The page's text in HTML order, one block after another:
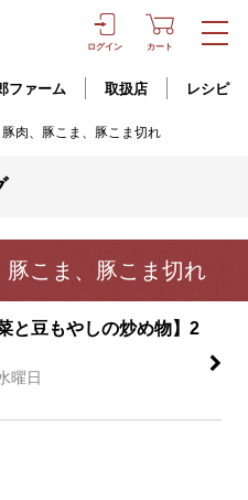
ログイン カート
ファーム 取扱店 レシピ
肉、豚こま、豚こま切れ
こま、豚こま切れ
と豆もやしの炒め物】2
曜日